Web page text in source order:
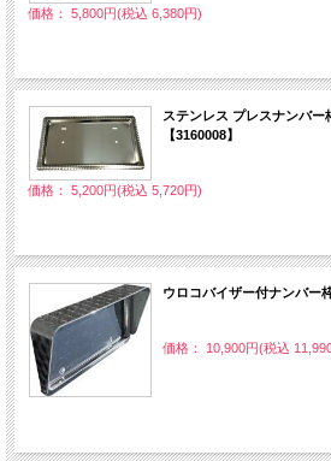
価格： 5,800円(税込 6,380円)
ステンレス プレスナンバー
【3160008】
価格： 5,200円(税込 5,720円)
ウロコバイザー付ナンバ
価格： 10,900円(税込